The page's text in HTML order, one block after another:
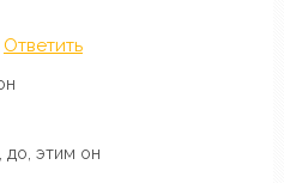
Ответить
до, этим он